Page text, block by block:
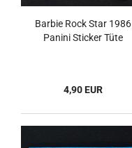
Barbie Rock Star 1986
Panini Sticker Tüte
4,90 EUR